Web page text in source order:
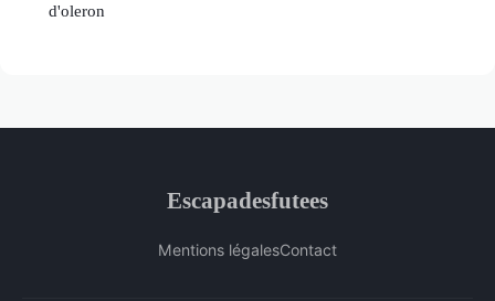
d'oleron
Escapadesfutees
Mentions légalesContact